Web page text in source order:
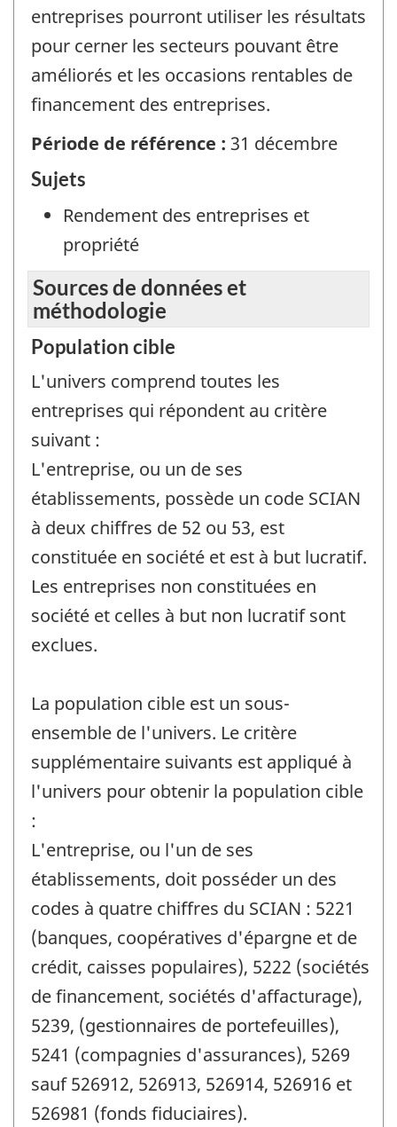
entreprises pourront utiliser les résultats
pour cerner les secteurs pouvant être
améliorés et les occasions rentables de
financement des entreprises.
Période de référence : 31 décembre
Sujets
Rendement des entreprises et
propriété
Sources de données et
méthodologie
Population cible
L'univers comprend toutes les
entreprises qui répondent au critère
suivant :
L'entreprise, ou un de ses
établissements, possède un code SCIAN
à deux chiffres de 52 ou 53, est
constituée en société et est à but lucratif.
Les entreprises non constituées en
société et celles à but non lucratif sont
exclues.
La population cible est un sous-
ensemble de l'univers. Le critère
supplémentaire suivants est appliqué à
l'univers pour obtenir la population cible
:
L'entreprise, ou l'un de ses
établissements, doit posséder un des
codes à quatre chiffres du SCIAN : 5221
(banques, coopératives d'épargne et de
crédit, caisses populaires), 5222 (sociétés
de financement, sociétés d'affacturage),
5239, (gestionnaires de portefeuilles),
5241 (compagnies d'assurances), 5269
sauf 526912, 526913, 526914, 526916 et
526981 (fonds fiduciaires).